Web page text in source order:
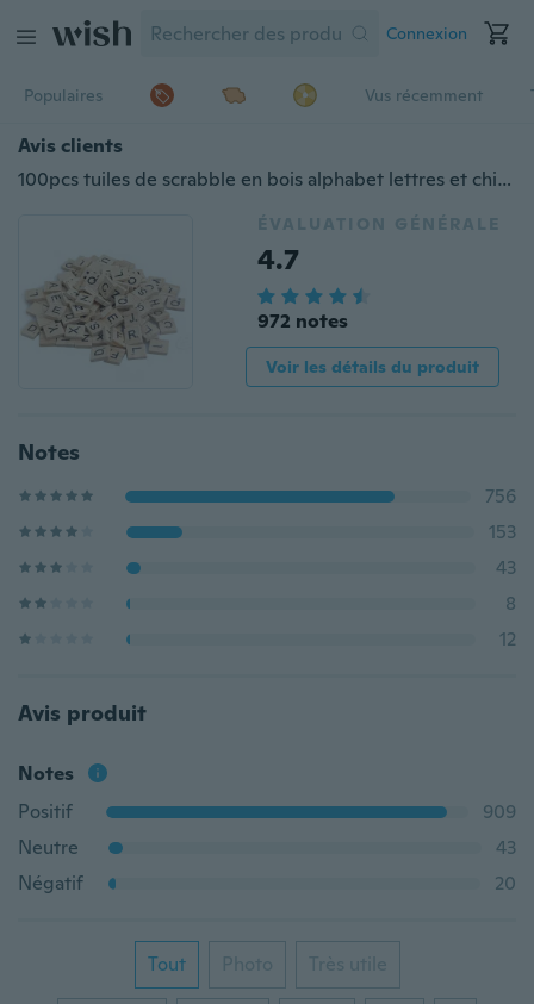
Connexion
Populaires Vus récemment
Avis clients
100pcs tuiles de scrabble en bois alphabet lettres et chiffres noirs pour le bois d'artisanat
ÉVALUATION GÉNÉRALE
4.7
972 notes
Voir les détails du produit
Notes
756
153
43
8
12
Avis produit
Notes
Positif
909
Neutre
43
Négatif
20
Tout Photo Très utile